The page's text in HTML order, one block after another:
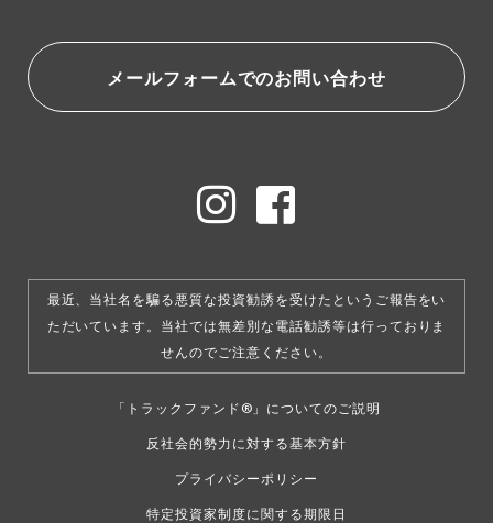
メールフォームでのお問い合わせ
最近、当社名を騙る悪質な投資勧誘を受けたというご報告をい
ただいています。 当社では無差別な電話勧誘等は行っておりま
せんのでご注意ください。
「トラックファンド®」についてのご説明
反社会的勢力に対する基本方針
プライバシーポリシー
特定投資家制度に関する期限日